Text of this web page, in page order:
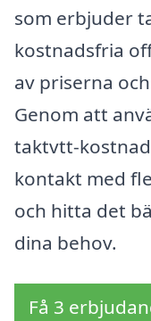
som erbjuder
kostnadsfria
av priserna
Genom att
taktvtt-
kontakt med
och hitta det
dina behov.
Få 3